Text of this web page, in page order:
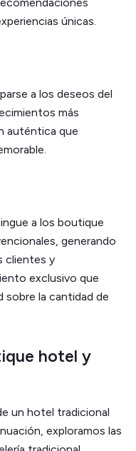
únicas.
a los deseos del
más
auténtica que
a los boutique
generando
clientes y
exclusivo que
sobre la cantidad de
hotel y
un hotel tradicional
exploramos las